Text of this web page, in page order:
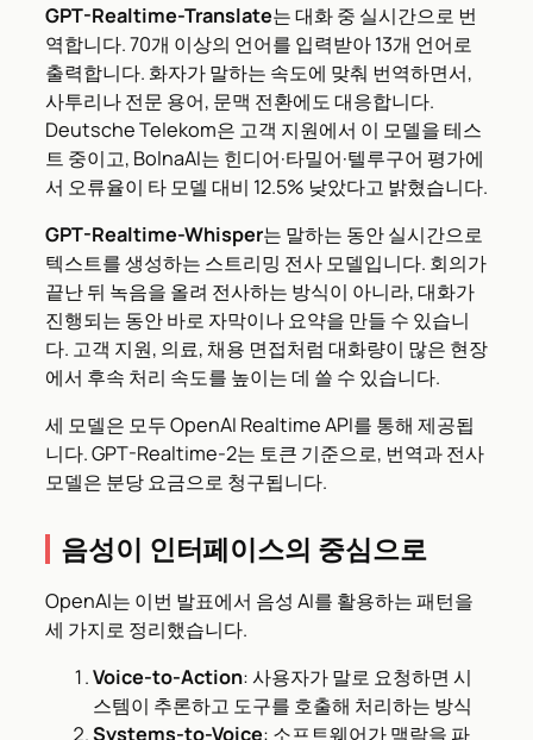
GPT-Realtime-Translate는 대화 중 실시간으로 번
역합니다. 70개 이상의 언어를 입력받아 13개 언어로
출력합니다. 화자가 말하는 속도에 맞춰 번역하면서,
사투리나 전문 용어, 문맥 전환에도 대응합니다.
Deutsche Telekom은 고객 지원에서 이 모델을 테스
트 중이고, BolnaAI는 힌디어·타밀어·텔루구어 평가에
서 오류율이 타 모델 대비 12.5% 낮았다고 밝혔습니다.
GPT-Realtime-Whisper는 말하는 동안 실시간으로
텍스트를 생성하는 스트리밍 전사 모델입니다. 회의가
끝난 뒤 녹음을 올려 전사하는 방식이 아니라, 대화가
진행되는 동안 바로 자막이나 요약을 만들 수 있습니
다. 고객 지원, 의료, 채용 면접처럼 대화량이 많은 현장
에서 후속 처리 속도를 높이는 데 쓸 수 있습니다.
세 모델은 모두 OpenAI Realtime API를 통해 제공됩
니다. GPT-Realtime-2는 토큰 기준으로, 번역과 전사
모델은 분당 요금으로 청구됩니다.
음성이 인터페이스의 중심으로
OpenAI는 이번 발표에서 음성 AI를 활용하는 패턴을
세 가지로 정리했습니다.
Voice-to-Action: 사용자가 말로 요청하면 시
스템이 추론하고 도구를 호출해 처리하는 방식
Systems-to-Voice: 소프트웨어가 맥락을 파